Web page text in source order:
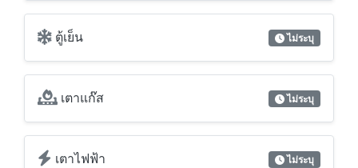
ตู้เย็น ไม่ระบุ
เตาแก๊ส ไม่ระบุ
เตาไฟฟ้า ไม่ระบุ